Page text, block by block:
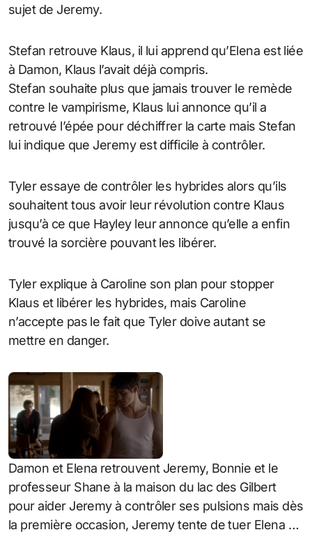
sujet de Jeremy.
Stefan retrouve Klaus, il lui apprend qu’Elena est liée
à Damon, Klaus l’avait déjà compris.
Stefan souhaite plus que jamais trouver le remède
contre le vampirisme, Klaus lui annonce qu’il a
retrouvé l’épée pour déchiffrer la carte mais Stefan
lui indique que Jeremy est difficile à contrôler.
Tyler essaye de contrôler les hybrides alors qu’ils
souhaitent tous avoir leur révolution contre Klaus
jusqu’à ce que Hayley leur annonce qu’elle a enfin
trouvé la sorcière pouvant les libérer.
Tyler explique à Caroline son plan pour stopper
Klaus et libérer les hybrides, mais Caroline
n’accepte pas le fait que Tyler doive autant se
mettre en danger.
Damon et Elena retrouvent Jeremy, Bonnie et le
professeur Shane à la maison du lac des Gilbert
pour aider Jeremy à contrôler ses pulsions mais dès
la première occasion, Jeremy tente de tuer Elena …